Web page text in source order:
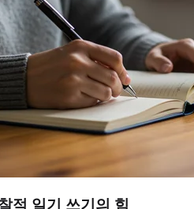
적 일기 쓰기의 힘